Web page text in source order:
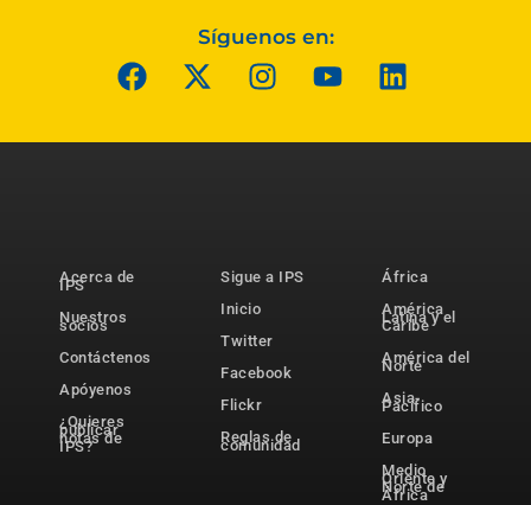
Síguenos en:
Acerca de
IPS
Nuestros
socios
Contáctenos
Apóyenos
¿Quieres
publicar
notas de
IPS?
Sigue a IPS
Inicio
Twitter
Facebook
Flickr
Reglas de
comunidad
África
América
Latina y el
Caribe
América del
Norte
Asia-
Pacífico
Europa
Medio
Oriente y
Norte de
África